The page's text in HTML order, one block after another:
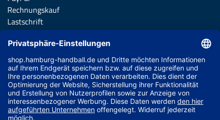
Rechnungskauf
Lastschrift
Kreditkarte
Apple Pay
Vorkasse
ABONNIERE JETZT DEN KOSTENLOSEN HSVH FANSHOP
NEWSLETTER UND VERPASSE KEINE NEUIGKEIT ODER
AKTION MEHR.
JETZT ANMELDEN